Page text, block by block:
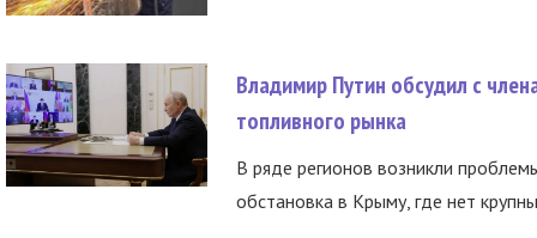
Владимир Путин обсудил с
топливного рынка
В ряде регионов возникли
обстановка в Крыму, где нет